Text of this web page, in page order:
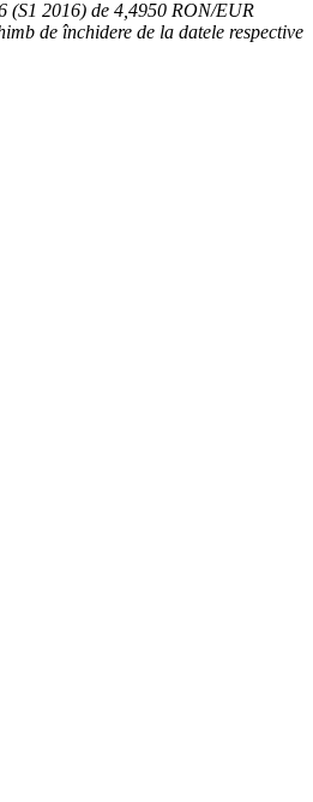
(S1 2016) de 4,4950 RON/EUR
de închidere de la datele respective